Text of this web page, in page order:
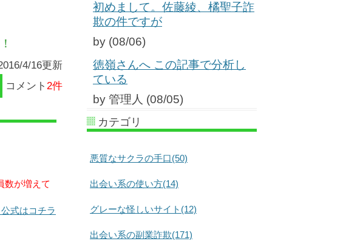
4/16更新
コメント 2件
数が増えて
式はコチラ
初めまして。佐藤綾、橘聖子詐
欺の件ですが
by (08/06)
徳嶺さんへ この記事で分析し
ている
by 管理人 (08/05)
カテゴリ
悪質なサクラの手口(50)
出会い系の使い方(14)
グレーな怪しいサイト(12)
出会い系の副業詐欺(171)